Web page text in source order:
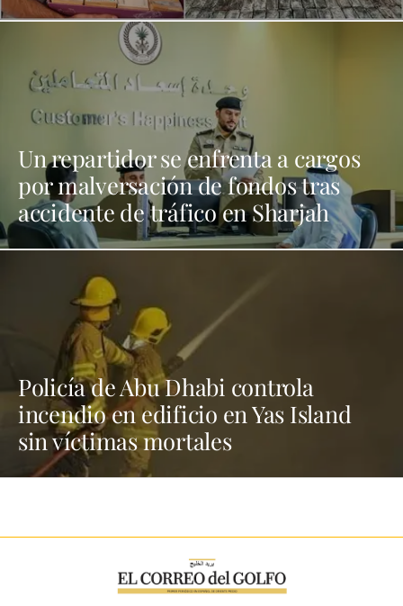
Un repartidor se enfrenta a cargos
por malversación de fondos tras
accidente de tráfico en Sharjah
Policía de Abu Dhabi controla
incendio en edificio en Yas Island
sin víctimas mortales